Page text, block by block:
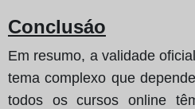
Conclusáo
Em resumo, a validade
tema complexo que
todos os cursos online